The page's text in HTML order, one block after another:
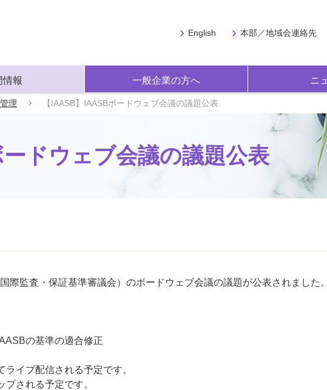
情報 一般企業の方へ ニ
English 本部／地域会連絡先
理 【IAASB】IAASBボードウェブ会議の議題公表
ドウェブ会議の議題公表
監査・保証基準審議会）のボードウェブ会議の議題が公表されました。
の基準の適合修正
イブ配信される予定です。
される予定です。